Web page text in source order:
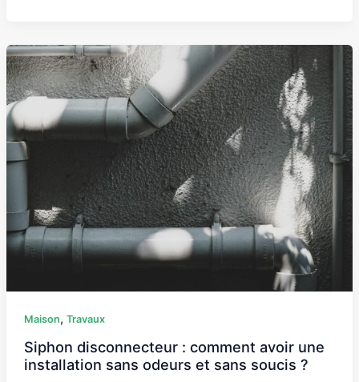
Maison, Travaux
Siphon disconnecteur : comment avoir une
installation sans odeurs et sans soucis ?
Siphon
disconnecteur
:
comment
avoir
une
odeurs
et
sans